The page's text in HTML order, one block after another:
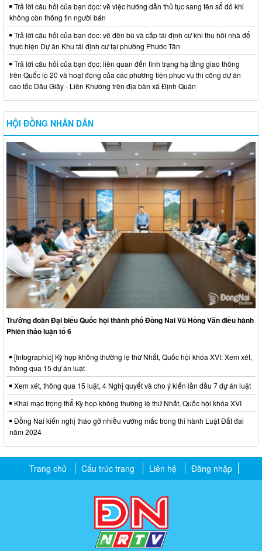
Trả lời câu hỏi của bạn đọc: về việc hướng dẫn thủ tục sang tên sổ đỏ khi
không còn thông tin người bán
Trả lời câu hỏi của bạn đọc: về đền bù và cấp tái định cư khi thu hồi nhà để
thực hiện Dự án Khu tái định cư tại phường Phước Tân
Trả lời câu hỏi của bạn đọc: liên quan đến tình trạng hạ tầng giao thông
trên Quốc lộ 20 và hoạt động của các phương tiện phục vụ thi công dự án
cao tốc Dầu Giây - Liên Khương trên địa bàn xã Định Quán
HỘI ĐỒNG NHÂN DÂN
Trưởng đoàn Đại biểu Quốc hội thành phố Đồng Nai Vũ Hồng Văn điều hành
Phiên thảo luận tổ 6
[Infographic] Kỳ họp không thường lệ thứ Nhất, Quốc hội khóa XVI: Xem xét,
thông qua 15 dự án luật
Xem xét, thông qua 15 luật, 4 Nghị quyết và cho ý kiến lần đầu 7 dự án luật
Khai mạc trọng thể Kỳ họp không thường lệ thứ Nhất, Quốc hội khóa XVI
Đồng Nai kiến nghị tháo gỡ nhiều vướng mắc trong thi hành Luật Đất đai
năm 2024
Trang chủ Cấu trúc trang Liên hệ Đăng nhập